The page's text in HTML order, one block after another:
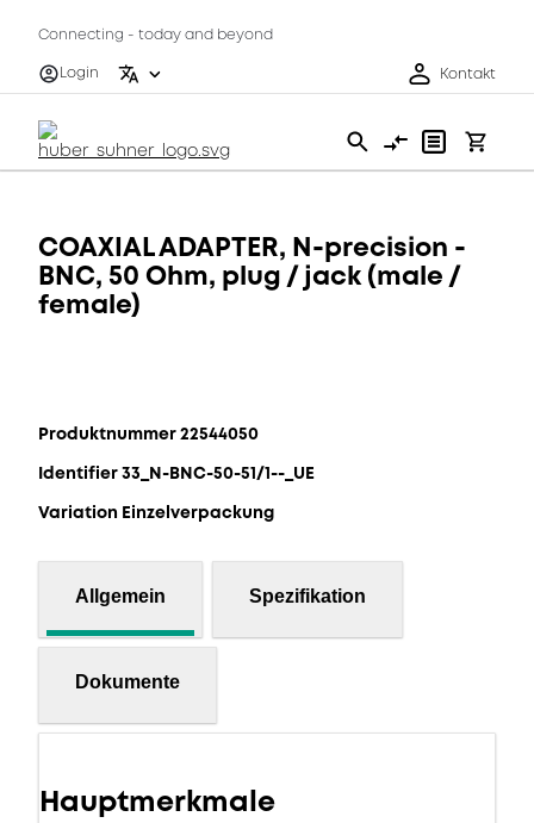
Connecting - today and beyond
Login
Kontakt
COAXIAL ADAPTER, N-precision -
BNC, 50 Ohm, plug / jack (male /
female)
Produktnummer 22544050
Identifier 33_N-BNC-50-51/1--_UE
Variation Einzelverpackung
Allgemein Spezifikation
Dokumente
Hauptmerkmale